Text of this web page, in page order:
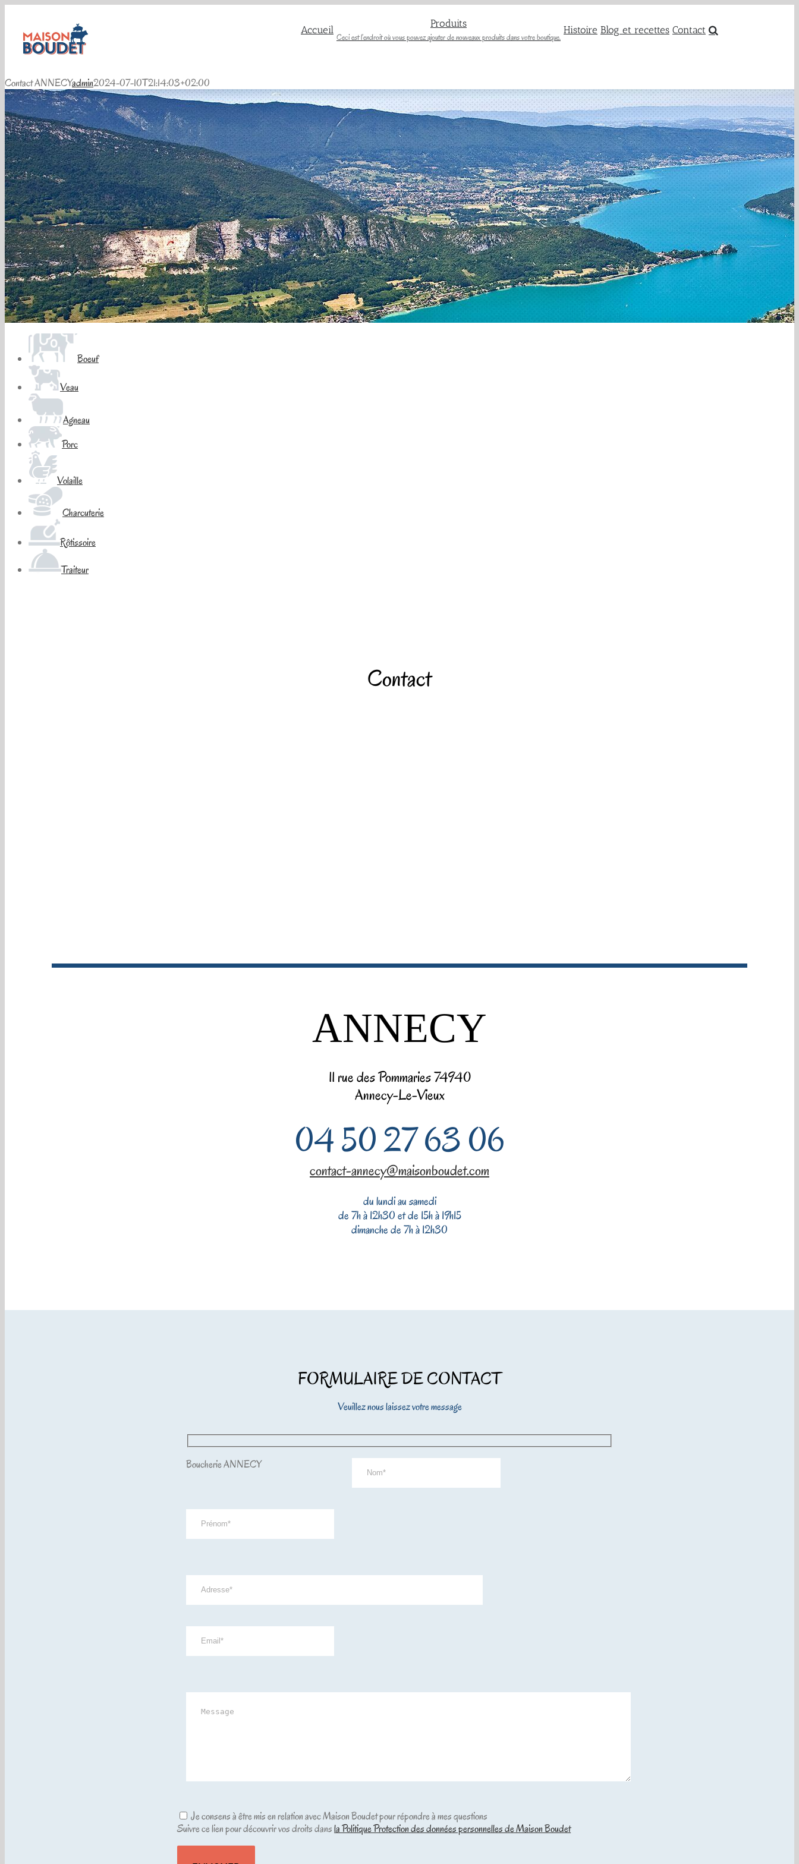
contenu
Accueil
Produits
Ceci est l’endroit où vous pouvez ajouter de nouveaux produits dans votre boutique.
Histoire Blog et recettes Contact
Contact ANNECYadmin2024-07-10T21:14:03+02:00
Boeuf
Veau
Agneau
Porc
Volaille
Charcuterie
Rôtissoire
Traiteur
Contact
ANNECY
11 rue des Pommaries 74940
Annecy-Le-Vieux
04 50 27 63 06
contact-annecy@maisonboudet.com
du lundi au samedi
de 7h à 12h30 et de 15h à 19h15
dimanche de 7h à 12h30
FORMULAIRE DE CONTACT
Veuillez nous laissez votre message
Boucherie ANNECY
Je consens à être mis en relation avec Maison Boudet pour répondre à mes questions
Suivre ce lien pour découvrir vos droits dansla Politique Protection des données personnelles de Maison Boudet